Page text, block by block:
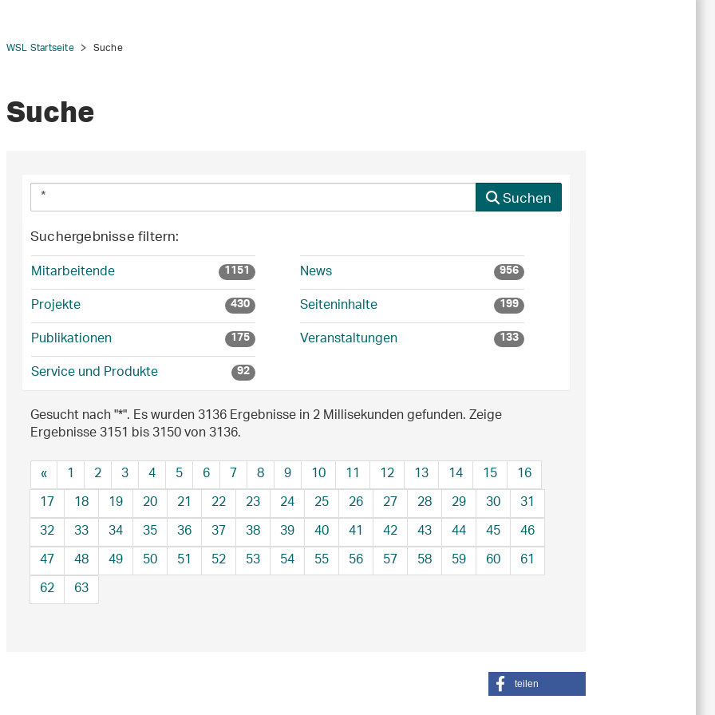
WSL Startseite Suche
Suche
Suchen
Suchergebnisse filtern:
Mitarbeitende 1151 News 956
Projekte 430 Seiteninhalte 199
Publikationen 175 Veranstaltungen 133
Service und Produkte 92
Gesucht nach "*".Es wurden 3136 Ergebnisse in 2 Millisekunden gefunden.Zeige
Ergebnisse 3151 bis 3150 von 3136.
«
1 2 3 4 5 6 7 8 9 10 11 12 13 14 15
16
17
18 19 20 21 22 23 24 25 26 27 28 29 30
31
32
33 34 35 36 37 38 39 40 41 42 43 44 45
46
47
48 49 50 51 52 53 54 55 56 57 58 59 60
61
62
63
teilen